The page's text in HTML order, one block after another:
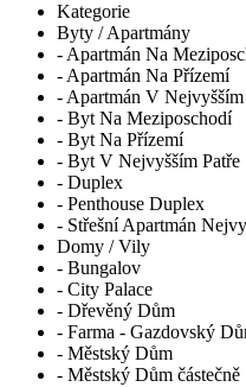
Kategorie
Byty / Apartmány
- Apartmán Na
- Apartmán Na Přízemí
- Apartmán V Nejvyšším
- Byt Na Meziposchodí
- Byt Na Přízemí
- Byt V Nejvyšším Patře
- Duplex
- Penthouse Duplex
- Střešní Apartmán
Domy / Vily
- Bungalov
- City Palace
- Dřevěný Dům
- Farma - Gazdovský
- Městský Dům
- Městský Dům částečně